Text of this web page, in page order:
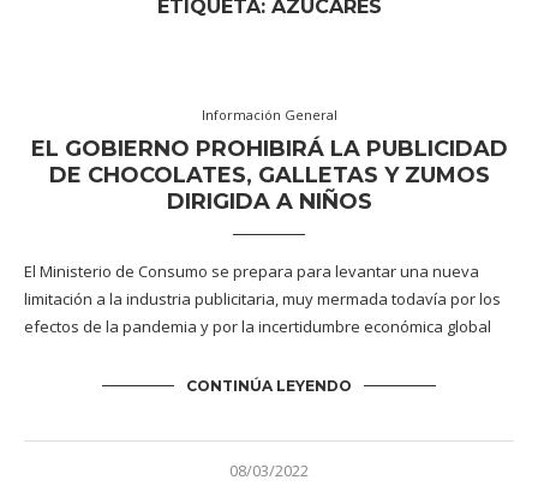
ETIQUETA: AZÚCARES
Información General
EL GOBIERNO PROHIBIRÁ LA PUBLICIDAD
DE CHOCOLATES, GALLETAS Y ZUMOS
DIRIGIDA A NIÑOS
El Ministerio de Consumo se prepara para levantar una nueva
limitación a la industria publicitaria, muy mermada todavía por los
efectos de la pandemia y por la incertidumbre económica global
CONTINÚA LEYENDO
08/03/2022